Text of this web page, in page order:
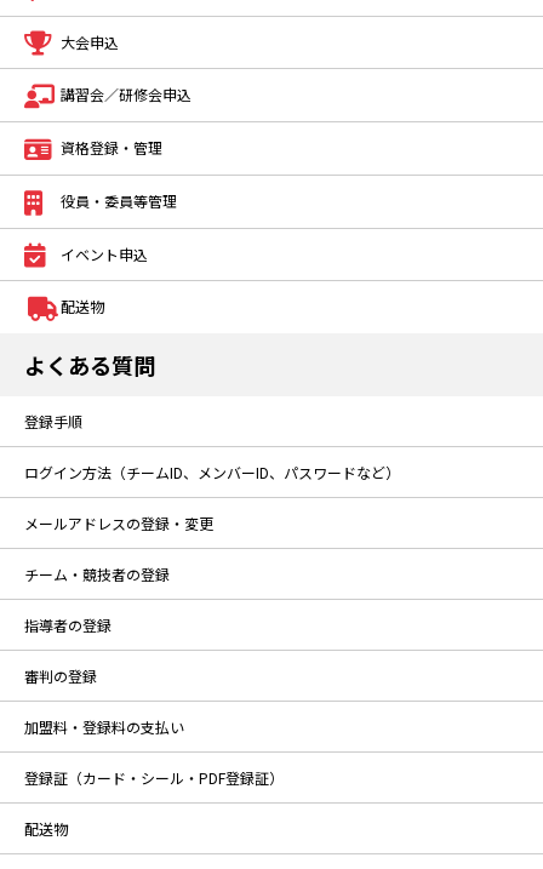
大会申込
講習会／研修会申込
資格登録・管理
役員・委員等管理
イベント申込
配送物
よくある質問
登録手順
ログイン方法（チームID、メンバーID、パスワードなど）
メールアドレスの登録・変更
チーム・競技者の登録
指導者の登録
審判の登録
加盟料・登録料の支払い
登録証（カード・シール・PDF登録証）
配送物